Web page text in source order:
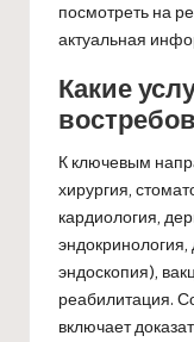
посмотреть на
актуальная
Какие
К ключевым
хирургия,
кардиология,
эндоскопия),
реабилитация.
включает